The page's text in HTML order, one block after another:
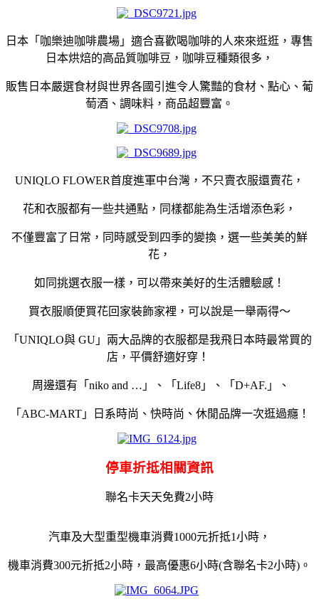
日本「咖樂迪咖啡農場」適合喜歡喝咖啡的人來來逛逛，專售
日本烘焙的高品質咖啡豆，咖啡豆種類很多，
販售日本嚴選食材與世界各國引進令人驚豔的食材、點心、葡
萄酒、調味料，商品超豐富。
UNIQLO FLOWER首度進軍中台灣，不只賣衣服還賣花，
花和衣服都有一些共通點，同樣都能為生活增添色彩，
不僅豐富了日常，同時感受到四季的變換，選一些美美的鮮
花，
如同挑選衣服一樣，可以帶來美好的生活體驗感！
買衣服順便買花回家裝飾家裡，可以說是一舉兩得～
「 UNIQLO與GU」兩大品牌的衣服都是我飛日本時最常買的
店，平價舒適好穿！
周邊還有「 niko and … 」、「 Life8 」、「 D+AF. 」、
「 ABC-MART」日系時尚、快時尚、休閒品牌一次逛過癮！
停車折抵相關資訊
聯名卡天天免費2小時
汽車及大型重型機車消費1000元折抵1小時，
機車消費300元折抵2小時，最高優惠6小時(含聯名卡2小時)。